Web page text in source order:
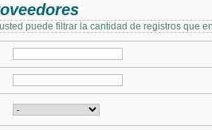
puede filtrar la cantidad de registros que